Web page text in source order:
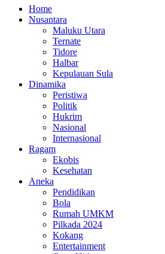
Home
Nusantara
Maluku Utara
Ternate
Tidore
Halbar
Kepulauan Sula
Dinamika
Peristiwa
Politik
Hukrim
Nasional
Internasional
Ragam
Ekobis
Kesehatan
Aneka
Pendidikan
Bola
Rumah UMKM
Pilkada 2024
Kokang
Entertainment